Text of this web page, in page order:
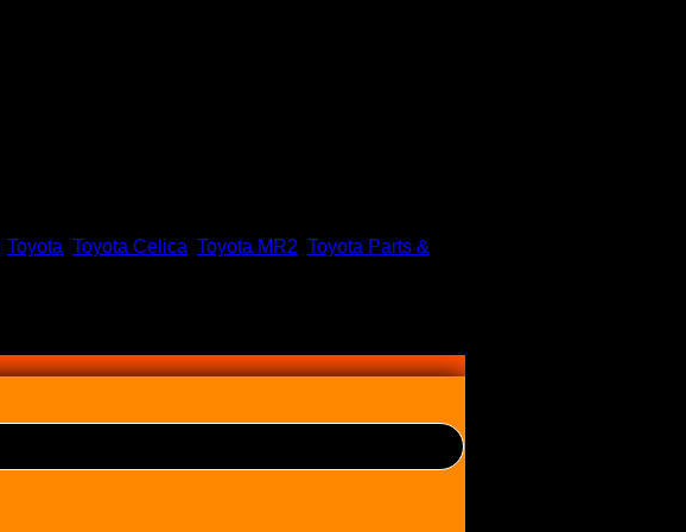
Toyota Toyota Celica Toyota MR2 Toyota Parts &